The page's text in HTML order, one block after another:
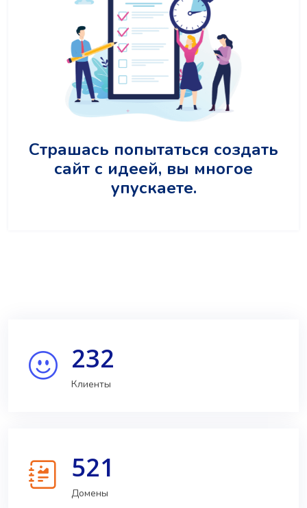
Страшась попытаться создать
сайт с идеей, вы многое
упускаете.
232
Клиенты
521
Домены